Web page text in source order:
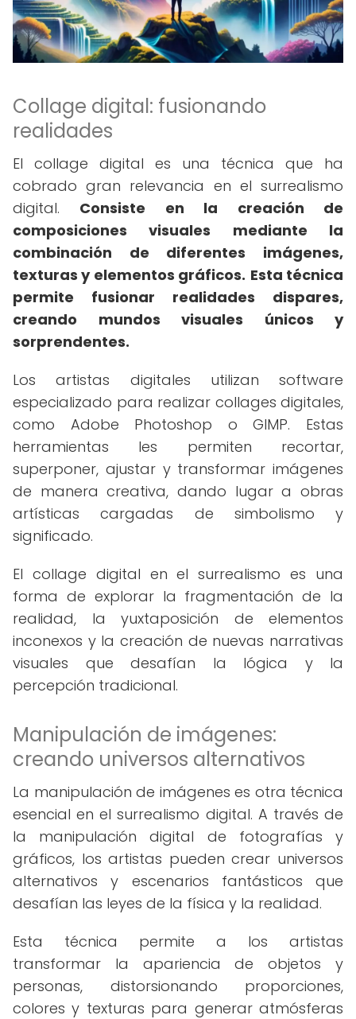
Collage digital: fusionando
realidades
El collage digital es una técnica que ha
cobrado gran relevancia en el surrealismo
digital. Consiste en la creación de
composiciones visuales mediante la
combinación de diferentes imágenes,
texturas y elementos gráficos. Esta técnica
permite fusionar realidades dispares,
creando mundos visuales únicos y
sorprendentes.
Los artistas digitales utilizan software
especializado para realizar collages digitales,
como Adobe Photoshop o GIMP. Estas
herramientas les permiten recortar,
superponer, ajustar y transformar imágenes
de manera creativa, dando lugar a obras
artísticas cargadas de simbolismo y
significado.
El collage digital en el surrealismo es una
forma de explorar la fragmentación de la
realidad, la yuxtaposición de elementos
inconexos y la creación de nuevas narrativas
visuales que desafían la lógica y la
percepción tradicional.
Manipulación de imágenes:
creando universos alternativos
La manipulación de imágenes es otra técnica
esencial en el surrealismo digital. A través de
la manipulación digital de fotografías y
gráficos, los artistas pueden crear universos
alternativos y escenarios fantásticos que
desafían las leyes de la física y la realidad.
Esta técnica permite a los artistas
transformar la apariencia de objetos y
personas, distorsionando proporciones,
colores y texturas para generar atmósferas